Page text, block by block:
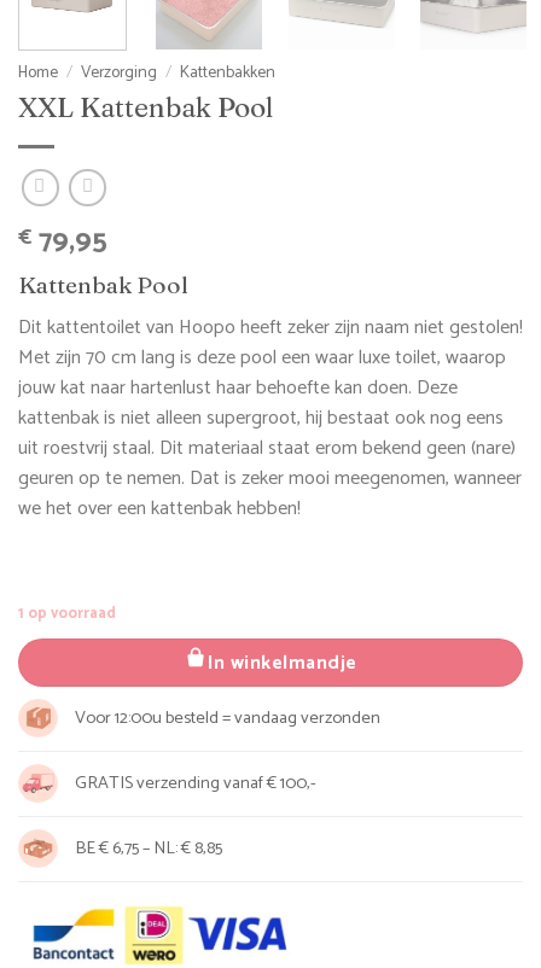
Home / Verzorging / Kattenbakken
XXL Kattenbak Pool
€ 79,95
Kattenbak Pool
Dit kattentoilet van Hoopo heeft zeker zijn naam niet gestolen!
Met zijn 70 cm lang is deze pool een waar luxe toilet, waarop
jouw kat naar hartenlust haar behoefte kan doen. Deze
kattenbak is niet alleen supergroot, hij bestaat ook nog eens
uit roestvrij staal. Dit materiaal staat erom bekend geen (nare)
geuren op te nemen. Dat is zeker mooi meegenomen, wanneer
we het over een kattenbak hebben!
1 op voorraad
In winkelmandje
Voor 12:00u besteld = vandaag verzonden
GRATIS verzending vanaf € 100,-
BE € 6,75 – NL: € 8,85